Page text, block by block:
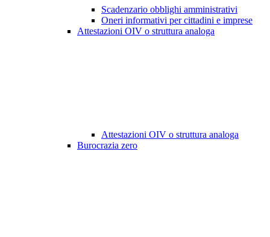
Scadenzario obblighi amministrativi
Oneri informativi per cittadini e imprese
Attestazioni OIV o struttura analoga
Attestazioni OIV o struttura analoga
Burocrazia zero